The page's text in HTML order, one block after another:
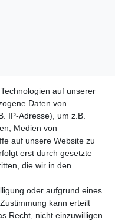
auf unserer
Daten von
IP-Adresse), um z.B.
Medien von
auf unsere Website zu
erst durch gesetzte
die wir in den
oder aufgrund eines
kann erteilt
Recht, nicht einzuwilligen